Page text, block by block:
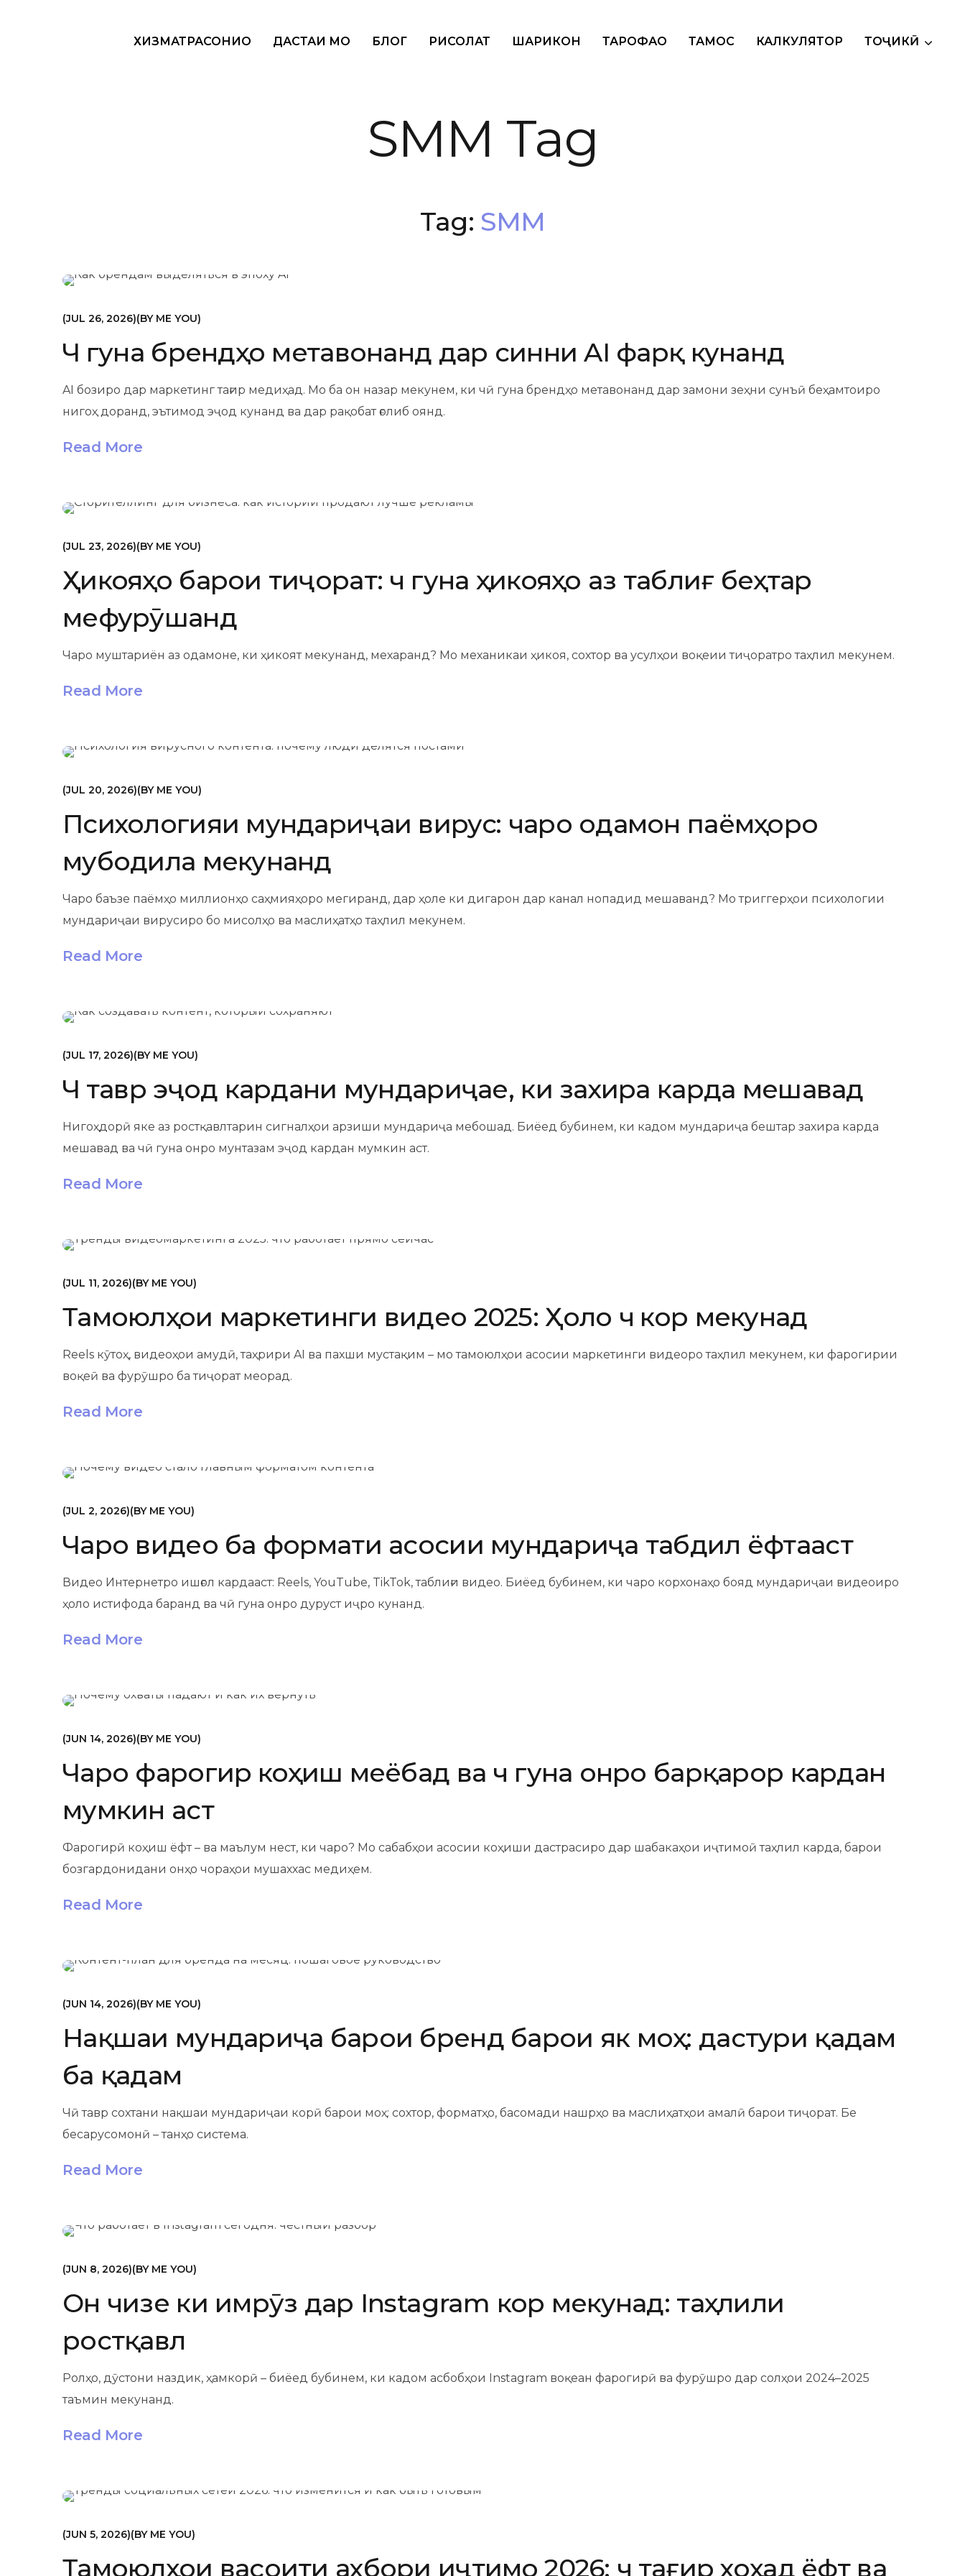
ХИЗМАТРАСОНИҲО ДАСТАИ МО БЛОГ РИСОЛАТ ШАРИКОН ТАРОФАҲО ТАМОС КАЛКУЛЯТОР ТОҶИКӢ
SMM Tag
Tag: SMM
МАРКЕТИНГ
JUL 26, 2026 BY ME YOU
Чӣ гуна брендҳо метавонанд дар синни AI фарқ кунанд
AI бозиро дар маркетинг тағир медиҳад. Мо ба он назар мекунем, ки чӣ гуна брендҳо метавонанд дар замони зеҳни сунъӣ беҳамтоиро
нигоҳ доранд, эътимод эҷод кунанд ва дар рақобат ғолиб оянд.
Read More
МАРКЕТИНГ
JUL 23, 2026 BY ME YOU
Ҳикояҳо барои тиҷорат: чӣ гуна ҳикояҳо аз таблиғ беҳтар
мефурӯшанд
Чаро муштариён аз одамоне, ки ҳикоят мекунанд, мехаранд? Мо механикаи ҳикоя, сохтор ва усулҳои воқеии тиҷоратро таҳлил мекунем.
Read More
МАРКЕТИНГ
JUL 20, 2026 BY ME YOU
Психологияи мундариҷаи вирусӣ: чаро одамон паёмҳоро
мубодила мекунанд
Чаро баъзе паёмҳо миллионҳо саҳмияҳоро мегиранд, дар ҳоле ки дигарон дар канал нопадид мешаванд? Мо триггерҳои психологии
мундариҷаи вирусиро бо мисолҳо ва маслиҳатҳо таҳлил мекунем.
Read More
МАРКЕТИНГ
JUL 17, 2026 BY ME YOU
Чӣ тавр эҷод кардани мундариҷае, ки захира карда мешавад
Нигоҳдорӣ яке аз ростқавлтарин сигналҳои арзиши мундариҷа мебошад. Биёед бубинем, ки кадом мундариҷа бештар захира карда
мешавад ва чӣ гуна онро мунтазам эҷод кардан мумкин аст.
Read More
МАРКЕТИНГ
JUL 11, 2026 BY ME YOU
Тамоюлҳои маркетинги видео 2025: Ҳоло чӣ кор мекунад
Reels кӯтоҳ, видеоҳои амудӣ, таҳрири AI ва пахши мустақим – мо тамоюлҳои асосии маркетинги видеоро таҳлил мекунем, ки фарогирии
воқеӣ ва фурӯшро ба тиҷорат меорад.
Read More
МАРКЕТИНГ
JUL 2, 2026 BY ME YOU
Чаро видео ба формати асосии мундариҷа табдил ёфтааст
Видео Интернетро ишғол кардааст: Reels, YouTube, TikTok, таблиғи видео. Биёед бубинем, ки чаро корхонаҳо бояд мундариҷаи видеоиро
ҳоло истифода баранд ва чӣ гуна онро дуруст иҷро кунанд.
Read More
МАРКЕТИНГ
JUN 14, 2026 BY ME YOU
Чаро фарогирӣ коҳиш меёбад ва чӣ гуна онро барқарор кардан
мумкин аст
Фарогирӣ коҳиш ёфт – ва маълум нест, ки чаро? Мо сабабҳои асосии коҳиши дастрасиро дар шабакаҳои иҷтимоӣ таҳлил карда, барои
бозгардонидани онҳо чораҳои мушаххас медиҳем.
Read More
МАРКЕТИНГ
JUN 14, 2026 BY ME YOU
Нақшаи мундариҷа барои бренд барои як моҳ: дастури қадам
ба қадам
Чӣ тавр сохтани нақшаи мундариҷаи корӣ барои моҳ: сохтор, форматҳо, басомади нашрҳо ва маслиҳатҳои амалӣ барои тиҷорат. Бе
бесарусомонӣ – танҳо система.
Read More
МАРКЕТИНГ
JUN 8, 2026 BY ME YOU
Он чизе ки имрӯз дар Instagram кор мекунад: таҳлили
ростқавл
Ролҳо, дӯстони наздик, ҳамкорӣ – биёед бубинем, ки кадом асбобҳои Instagram воқеан фарогирӣ ва фурӯшро дар солҳои 2024–2025
таъмин мекунанд.
Read More
МАРКЕТИНГ
JUN 5, 2026 BY ME YOU
Тамоюлҳои васоити ахбори иҷтимоӣ 2026: чӣ тағир хоҳад ёфт ва